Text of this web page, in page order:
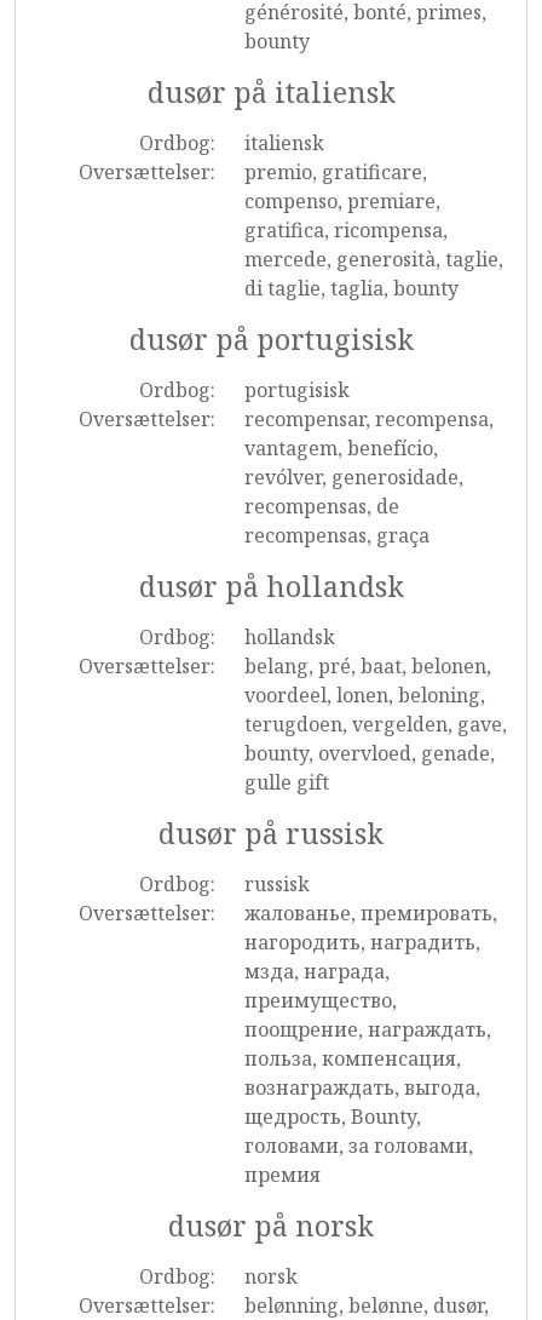
générosité, bonté, primes,
bounty
dusør på italiensk
Ordbog:
italiensk
Oversættelser:
premio, gratificare,
compenso, premiare,
gratifica, ricompensa,
mercede, generosità, taglie,
di taglie, taglia, bounty
dusør på portugisisk
Ordbog:
portugisisk
Oversættelser:
recompensar, recompensa,
vantagem, benefício,
revólver, generosidade,
recompensas, de
recompensas, graça
dusør på hollandsk
Ordbog:
hollandsk
Oversættelser:
belang, pré, baat, belonen,
voordeel, lonen, beloning,
terugdoen, vergelden, gave,
bounty, overvloed, genade,
gulle gift
dusør på russisk
Ordbog:
russisk
Oversættelser:
жалованье, премировать,
нагородить, наградить,
мзда, награда,
преимущество,
поощрение, награждать,
польза, компенсация,
вознаграждать, выгода,
щедрость, Bounty,
головами, за головами,
премия
dusør på norsk
Ordbog:
norsk
Oversættelser:
belønning, belønne, dusør,